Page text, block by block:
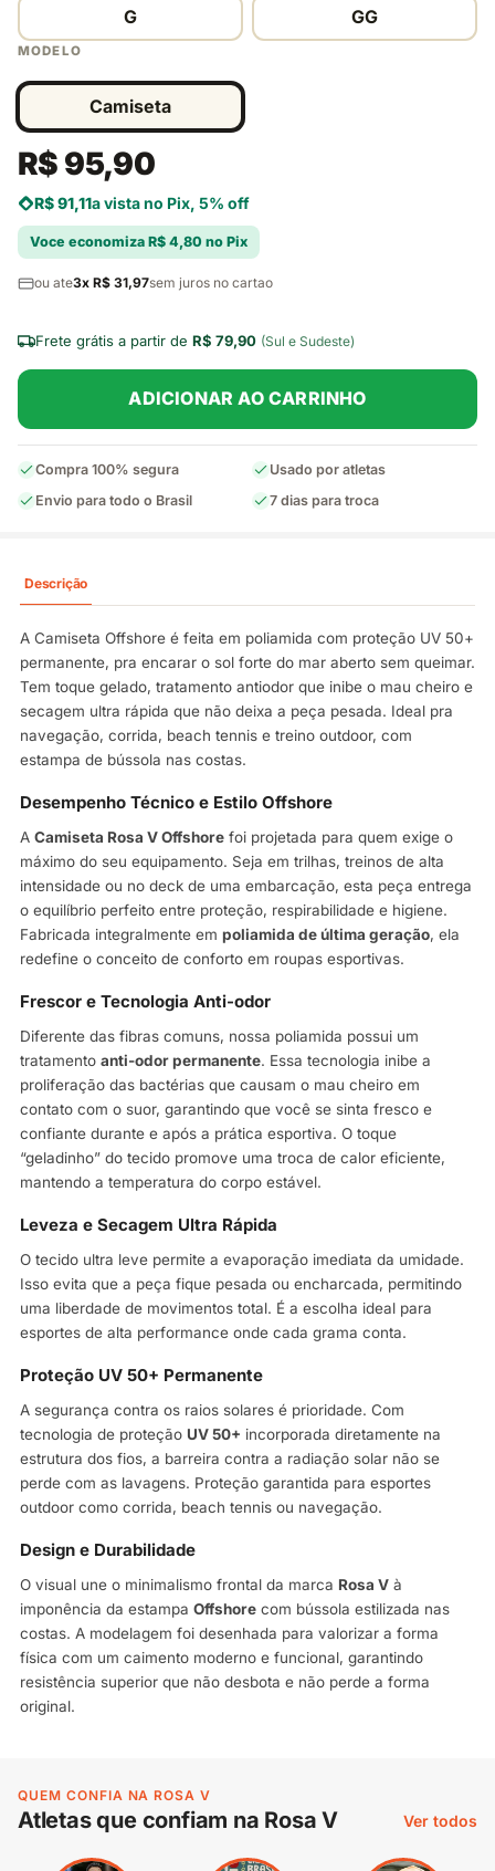
R$ 95,90
R$ 91,11a vista no Pix, 5% off
Voce economiza R$ 4,80 no Pix
ou ate3x R$ 31,97sem juros no cartao
Frete grátis a partir de R$ 79,90 (Sul e Sudeste)
G GG
MODELO
Camiseta
ADICIONAR AO CARRINHO
Compra 100% segura
Usado por atletas
Envio para todo o Brasil
7 dias para troca
Descrição
A Camiseta Offshore é feita em poliamida com proteção UV 50+
permanente, pra encarar o sol forte do mar aberto sem queimar.
Tem toque gelado, tratamento antiodor que inibe o mau cheiro e
secagem ultra rápida que não deixa a peça pesada. Ideal pra
navegação, corrida, beach tennis e treino outdoor, com
estampa de bússola nas costas.
Desempenho Técnico e Estilo Offshore
A Camiseta Rosa V Offshore foi projetada para quem exige o
máximo do seu equipamento. Seja em trilhas, treinos de alta
intensidade ou no deck de uma embarcação, esta peça entrega
o equilíbrio perfeito entre proteção, respirabilidade e higiene.
Fabricada integralmente em poliamida de última geração, ela
redefine o conceito de conforto em roupas esportivas.
Frescor e Tecnologia Anti-odor
Diferente das fibras comuns, nossa poliamida possui um
tratamento anti-odor permanente. Essa tecnologia inibe a
proliferação das bactérias que causam o mau cheiro em
contato com o suor, garantindo que você se sinta fresco e
confiante durante e após a prática esportiva. O toque
“geladinho” do tecido promove uma troca de calor eficiente,
mantendo a temperatura do corpo estável.
Leveza e Secagem Ultra Rápida
O tecido ultra leve permite a evaporação imediata da umidade.
Isso evita que a peça fique pesada ou encharcada, permitindo
uma liberdade de movimentos total. É a escolha ideal para
esportes de alta performance onde cada grama conta.
Proteção UV 50+ Permanente
A segurança contra os raios solares é prioridade. Com
tecnologia de proteção UV 50+ incorporada diretamente na
estrutura dos fios, a barreira contra a radiação solar não se
perde com as lavagens. Proteção garantida para esportes
outdoor como corrida, beach tennis ou navegação.
Design e Durabilidade
O visual une o minimalismo frontal da marca Rosa V à
imponência da estampa Offshore com bússola estilizada nas
costas. A modelagem foi desenhada para valorizar a forma
física com um caimento moderno e funcional, garantindo
resistência superior que não desbota e não perde a forma
original.
QUEM CONFIA NA ROSA V
Atletas que confiam na Rosa V Ver todos